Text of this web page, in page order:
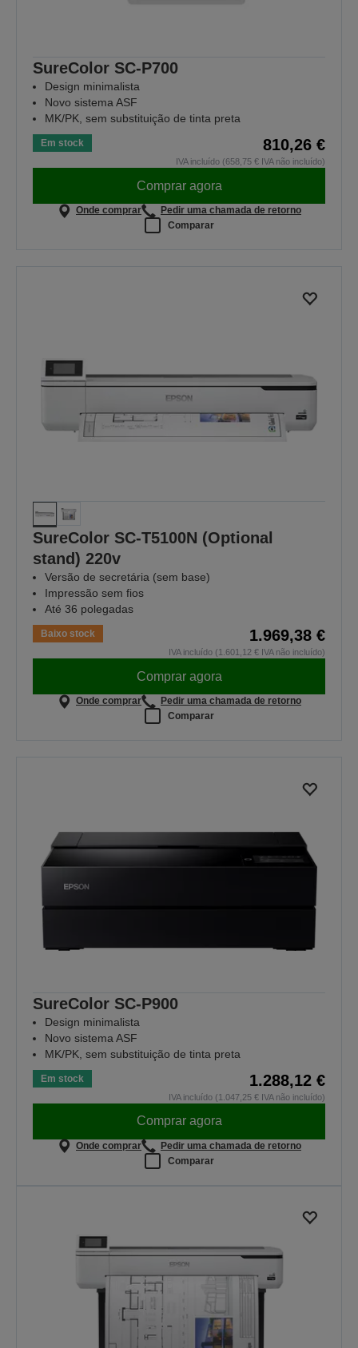
SureColor SC-P700
Design minimalista
Novo sistema ASF
MK/PK, sem substituição de tinta preta
Em stock 810,26 €
IVA incluído (658,75 € IVA não incluído)
Comprar agora
Onde comprar
Pedir uma chamada de retorno
Comparar
SureColor SC-T5100N (Optional
stand) 220v
Versão de secretária (sem base)
Impressão sem fios
Até 36 polegadas
Baixo stock 1.969,38 €
IVA incluído (1.601,12 € IVA não incluído)
Comprar agora
Onde comprar
Pedir uma chamada de retorno
Comparar
SureColor SC-P900
Design minimalista
Novo sistema ASF
MK/PK, sem substituição de tinta preta
Em stock 1.288,12 €
IVA incluído (1.047,25 € IVA não incluído)
Comprar agora
Onde comprar
Pedir uma chamada de retorno
Comparar